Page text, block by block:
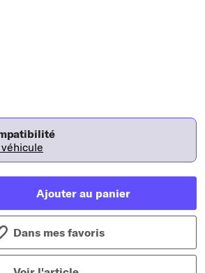
Ajouter au panier
Dans mes favoris